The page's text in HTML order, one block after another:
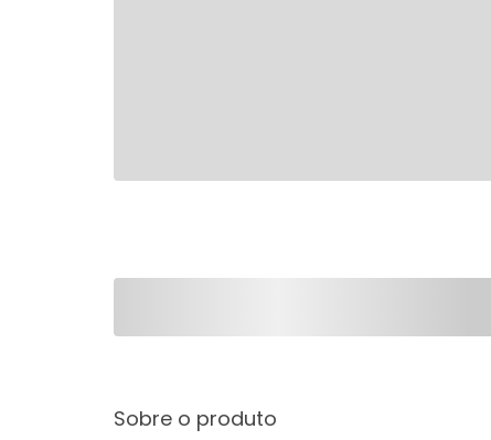
Sobre o produto